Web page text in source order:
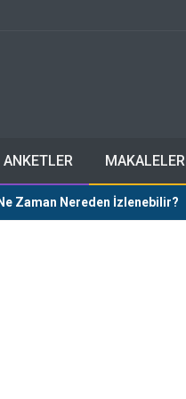
ANKETLER MAKALELER
Zaman Nereden İzlenebilir?